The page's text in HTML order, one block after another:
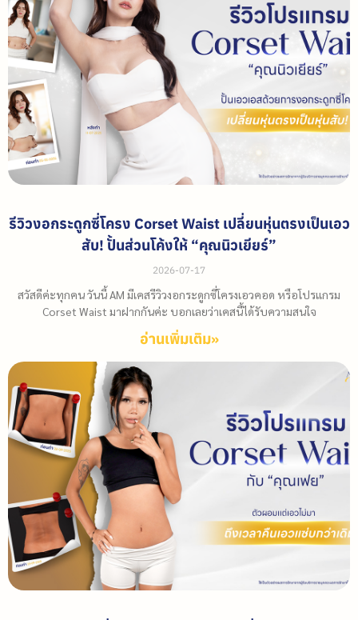
รีวิวงอกระดูกซี่โครง Corset Waist เปลี่ยนหุ่นตรงเป็นเอว
สับ! ปั้นส่วนโค้งให้ “คุณนิวเยียร์”
2026-07-17
สวัสดีค่ะทุกคน วันนี้ AM มีเคสรีวิวงอกระดูกซี่โครงเอวคอด หรือโปรแกรม
Corset Waist มาฝากกันค่ะ บอกเลยว่าเคสนี้ได้รับความสนใจ
อ่านเพิ่มเติม»